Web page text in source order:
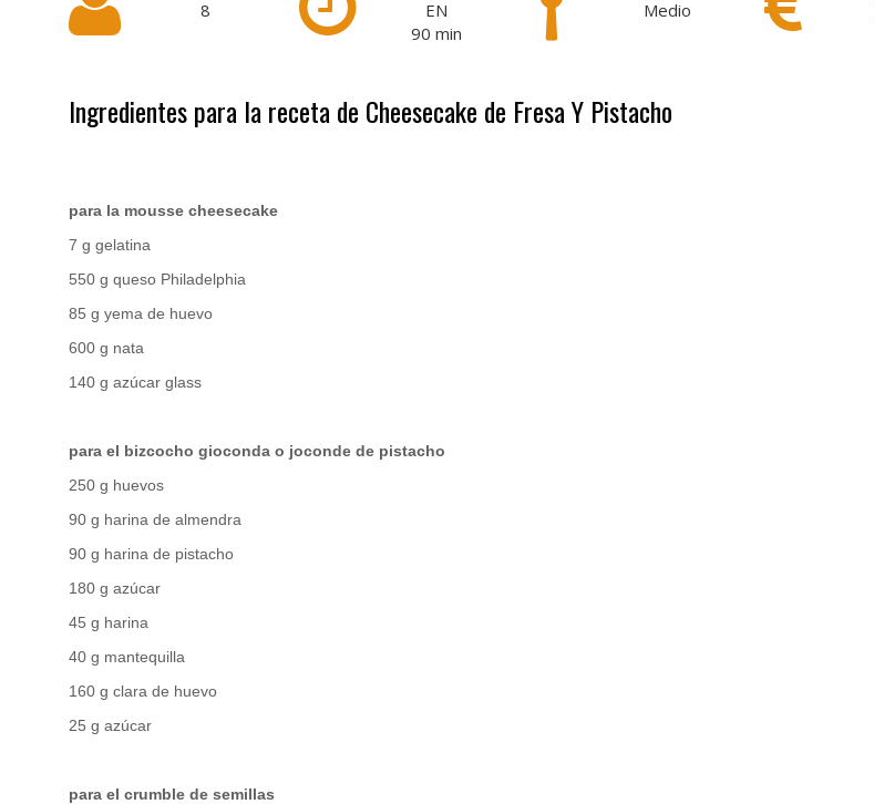
8
EN
90 min
Medio
Ingredientes para la receta de Cheesecake de Fresa Y Pistacho
para la mousse cheesecake
7 g gelatina
550 g queso Philadelphia
85 g yema de huevo
600 g nata
140 g azúcar glass
para el bizcocho gioconda o joconde de pistacho
250 g huevos
90 g harina de almendra
90 g harina de pistacho
180 g azúcar
45 g harina
40 g mantequilla
160 g clara de huevo
25 g azúcar
para el crumble de semillas